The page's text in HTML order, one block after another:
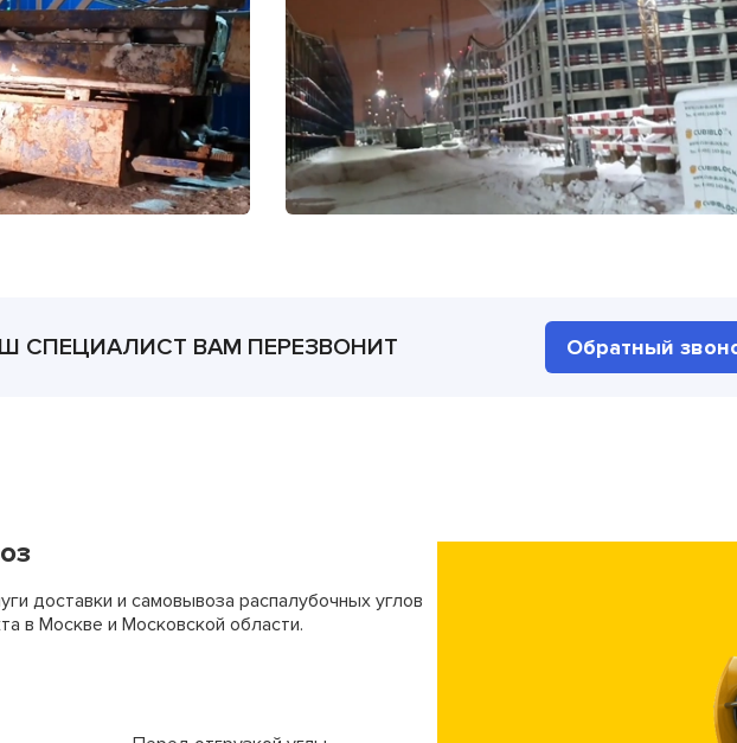
СПЕЦИАЛИСТ ВАМ ПЕРЕЗВОНИТ Обратный
доставки и самовывоза распалубочных углов
в Москве и Московской области.